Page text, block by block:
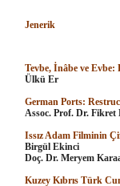
Jenerik
Tevbe, İnâbe ve Evbe:
Ülkü Er
German Ports:
Assoc. Prof. Dr.
Issız Adam Filminin
Birgül Ekinci
Doç. Dr. Meryem
Kuzey Kıbrıs Türk